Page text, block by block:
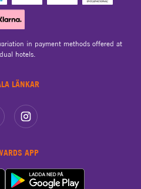
LÄNKAR
APP
in payment methods offered at
hotels.